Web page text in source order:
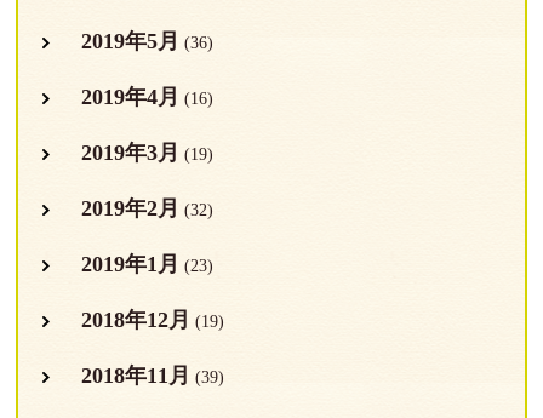
2019年5月 (36)
2019年4月 (16)
2019年3月 (19)
2019年2月 (32)
2019年1月 (23)
2018年12月 (19)
2018年11月 (39)